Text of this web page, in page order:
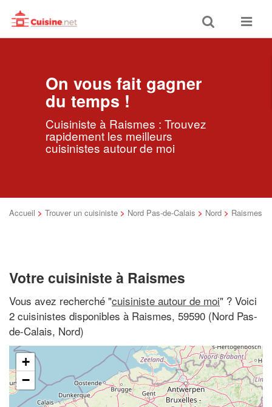
Toggle
search
Toggle
On vous fait gagner
du temps !
Cuisiniste à Raismes : Trouvez
rapidement les meilleurs
cuisinistes autour de moi
Accueil > Trouver un cuisiniste > Nord Pas-de-Calais > Nord > Raismes
Votre cuisiniste à Raismes
Vous avez recherché "cuisiniste autour de moi" ? Voici
2 cuisinistes disponibles à Raismes, 59590 (Nord Pas-
de-Calais, Nord)
+
−